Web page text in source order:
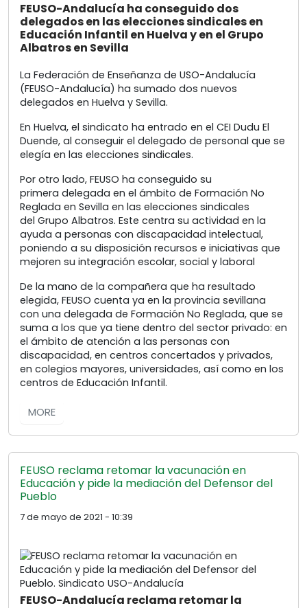
FEUSO-Andalucía ha conseguido dos
delegados en las elecciones sindicales en
Educación Infantil en Huelva y en el Grupo
Albatros en Sevilla
La Federación de Enseñanza de USO-Andalucía
(FEUSO-Andalucía) ha sumado dos nuevos
delegados en Huelva y Sevilla.
En Huelva, el sindicato ha entrado en el CEI Dudu El
Duende, al conseguir el delegado de personal que se
elegía en las elecciones sindicales.
Por otro lado, FEUSO ha conseguido su
primera delegada en el ámbito de Formación No
Reglada en Sevilla en las elecciones sindicales
del Grupo Albatros. Este centra su actividad en la
ayuda a personas con discapacidad intelectual,
poniendo a su disposición recursos e iniciativas que
mejoren su integración escolar, social y laboral
De la mano de la compañera que ha resultado
elegida, FEUSO cuenta ya en la provincia sevillana
con una delegada de Formación No Reglada, que se
suma a los que ya tiene dentro del sector privado: en
el ámbito de atención a las personas con
discapacidad, en centros concertados y privados,
en colegios mayores, universidades, así como en los
centros de Educación Infantil.
MORE
FEUSO reclama retomar la vacunación en
Educación y pide la mediación del Defensor del
Pueblo
7 de mayo de 2021 - 10:39
FEUSO-Andalucía reclama retomar la